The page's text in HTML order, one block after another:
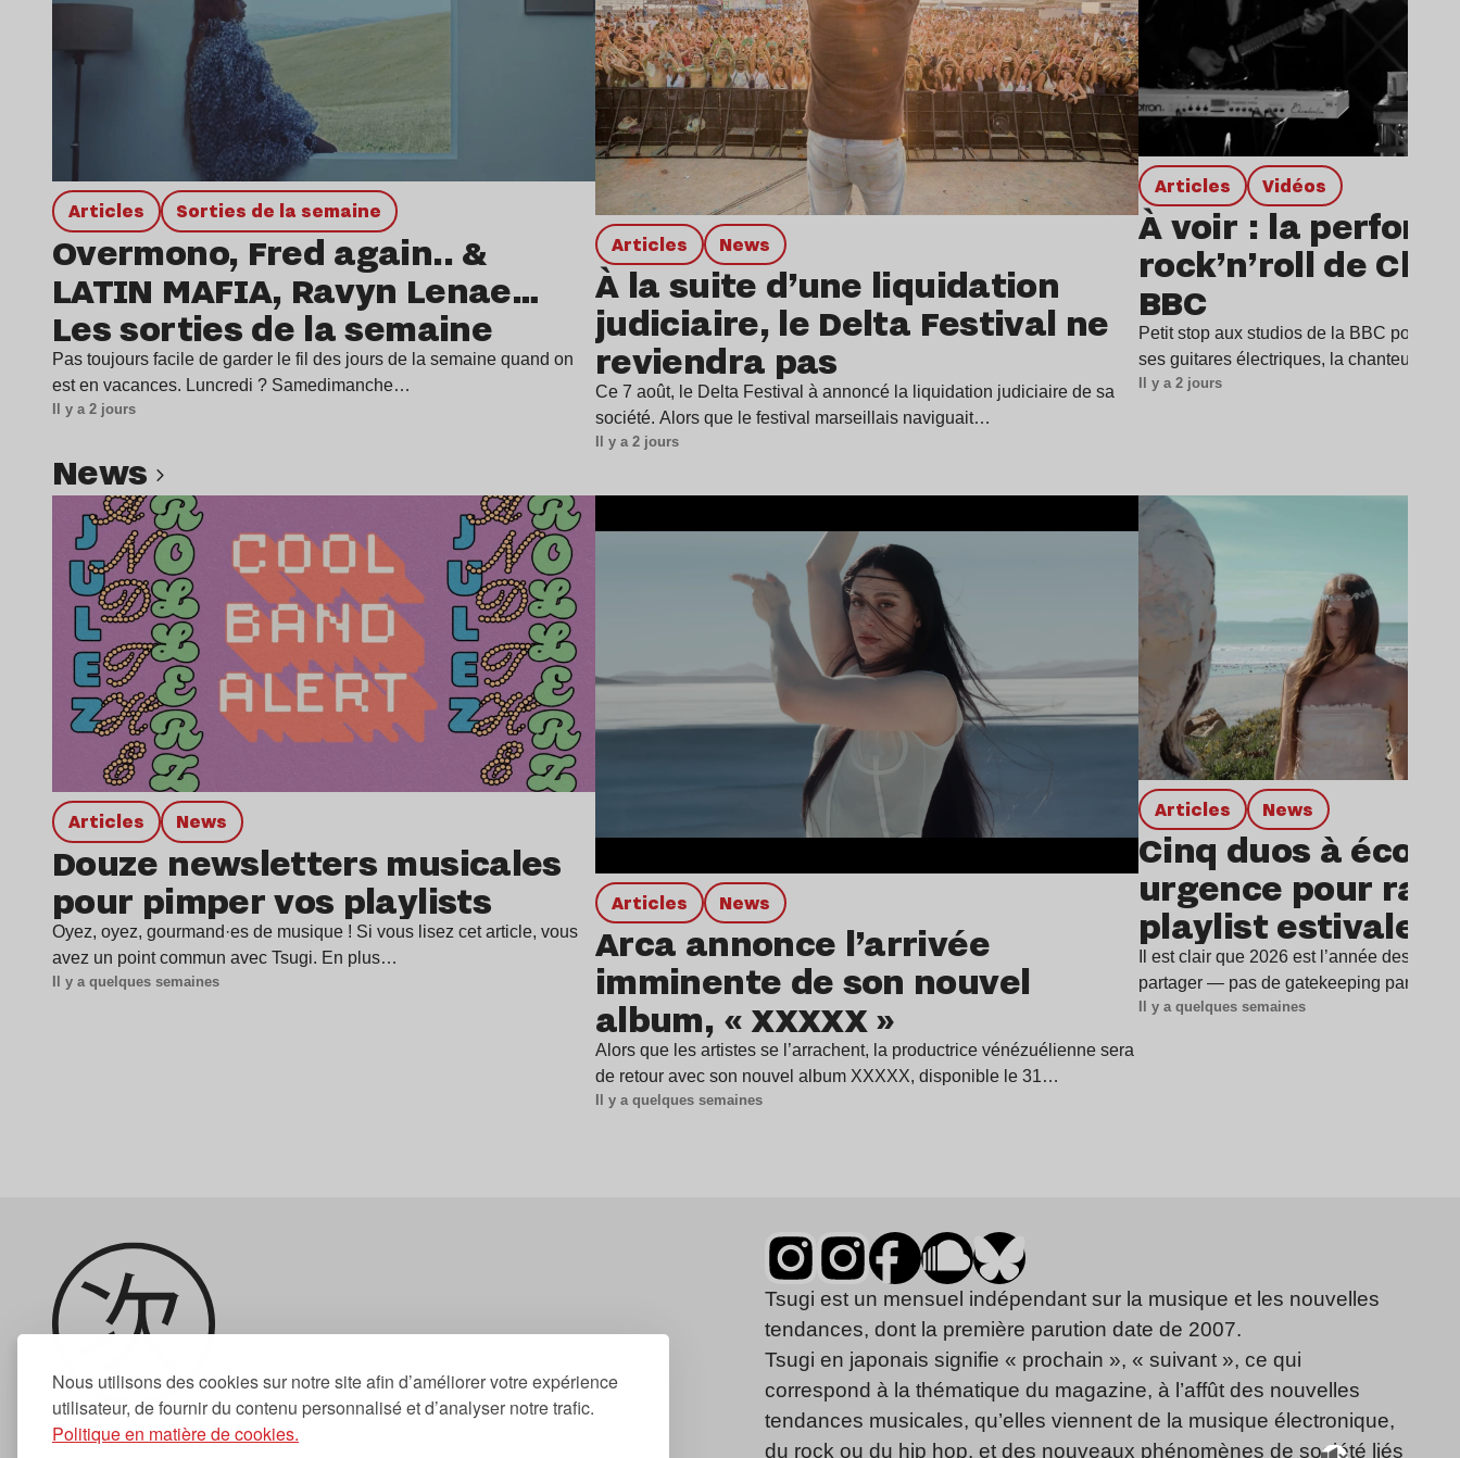
Nous utilisons des cookies sur notre site afin d’améliorer votre expérience
utilisateur, de fournir du contenu personnalisé et d’analyser notre trafic.
Politique en matière de cookies.
Articles Sorties de la semaine
Overmono, Fred again.. &
LATIN MAFIA, Ravyn Lenae…
Les sorties de la semaine
Pas toujours facile de garder le fil des jours de la semaine quand on
est en vacances. Luncredi ? Samedimanche…
Il y a 2 jours
Articles news
À la suite d’une liquidation
judiciaire, le Delta Festival ne
reviendra pas
Ce 7 août, le Delta Festival à annoncé la liquidation judiciaire de sa
société. Alors que le festival marseillais naviguait…
Il y a 2 jours
Articles Vidéos
À voir : la
rock’n’roll de
BBC
Petit stop aux studios de la BBC pour
ses guitares électriques, la chanteuse a
Il y a 2 jours
news
Articles news
Douze newsletters musicales
pour pimper vos playlists
Oyez, oyez, gourmand·es de musique ! Si vous lisez cet article, vous
avez un point commun avec Tsugi. En plus…
Il y a quelques semaines
Articles news
Arca annonce l’arrivée
imminente de son nouvel
album, « XXXXX »
Alors que les artistes se l’arrachent, la productrice vénézuélienne sera
de retour avec son nouvel album XXXXX, disponible le 31…
Il y a quelques semaines
Articles news
Cinq duos à
urgence pour
playlist estivale
Il est clair que 2026 est l’année des
partager — pas de gatekeeping par ici
Il y a quelques semaines
Tsugi est un mensuel indépendant sur la musique et les nouvelles
tendances, dont la première parution date de 2007.
Tsugi en japonais signifie « prochain », « suivant », ce qui
correspond à la thématique du magazine, à l’affût des nouvelles
tendances musicales, qu’elles viennent de la musique électronique,
du rock ou du hip hop, et des nouveaux phénomènes de société liés